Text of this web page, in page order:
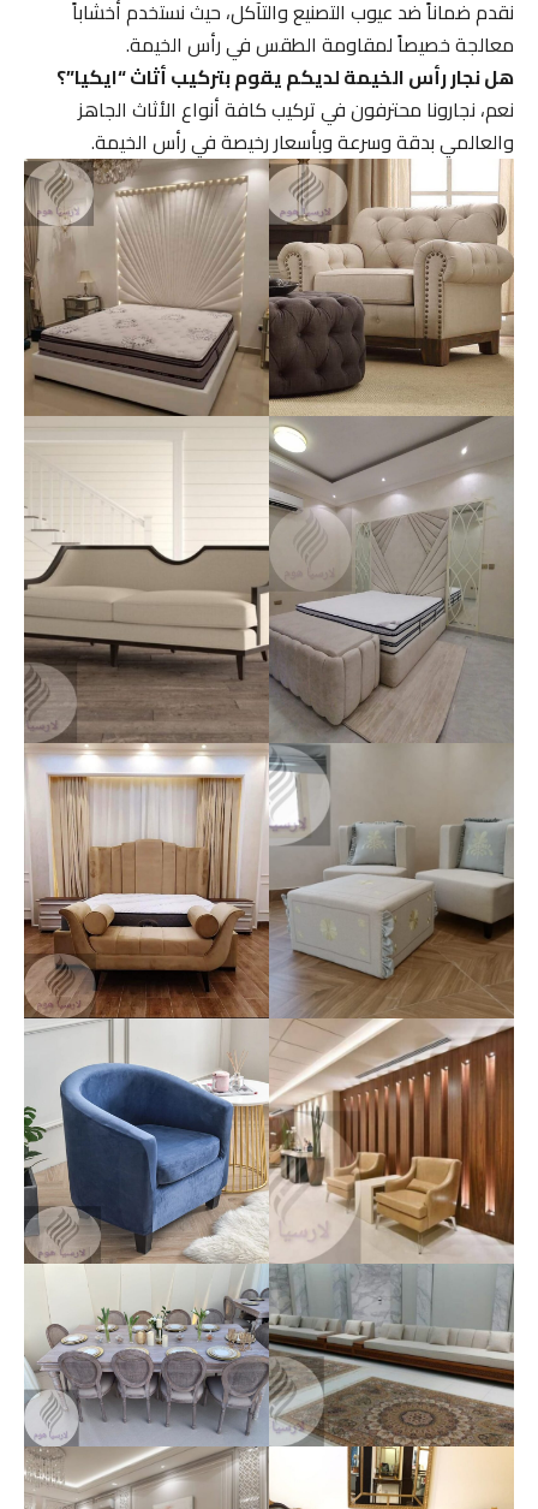
نقدم ضماناً ضد عيوب التصنيع والتآكل، حيث نستخدم أخشاباً
معالجة خصيصاً لمقاومة الطقس في رأس الخيمة.
هل نجار رأس الخيمة لديكم يقوم بتركيب أثاث “ايكيا”؟
نعم، نجارونا محترفون في تركيب كافة أنواع الأثاث الجاهز
والعالمي بدقة وسرعة وبأسعار رخيصة في رأس الخيمة.